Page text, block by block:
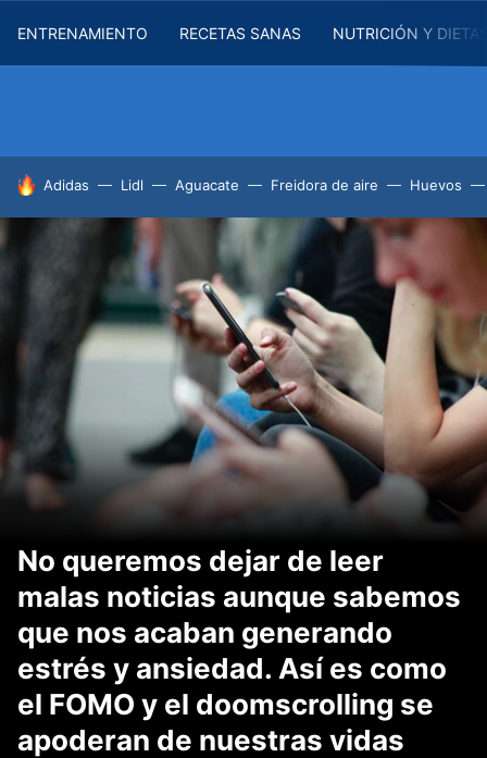
ENTRENAMIENTO RECETAS SANAS NUTRICIÓN Y
HOY SE HABLA DE
Adidas Lidl Aguacate Freidora de aire Huevos
No queremos dejar de leer
malas noticias aunque sabemos
que nos acaban generando
estrés y ansiedad. Así es como
el FOMO y el doomscrolling se
apoderan de nuestras vidas